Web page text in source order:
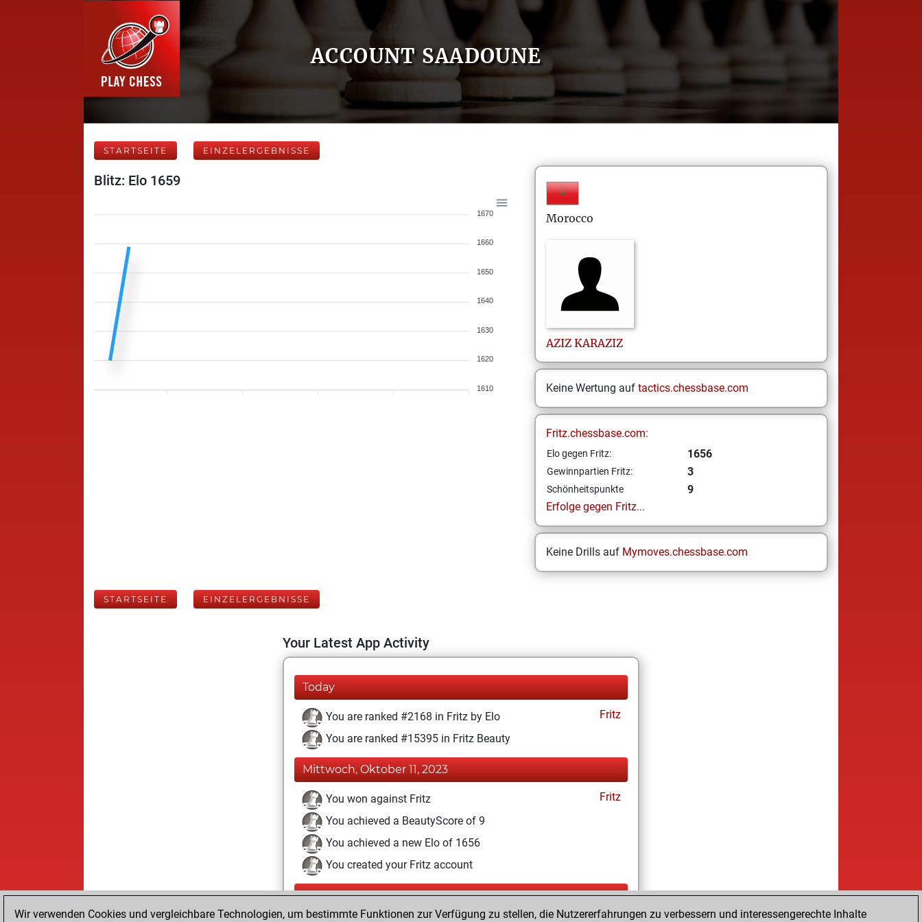
ACCOUNT SAADOUNE
STARTSEITE EINZELERGEBNISSE
Blitz: Elo 1659
1670
1660
1650
1640
1630
1620
1610
Morocco
AZIZ KARAZIZ
Keine Wertung auf tactics.chessbase.com
Fritz.chessbase.com:
Elo gegen Fritz: 1656
Gewinnpartien Fritz: 3
Schönheitspunkte
9
Erfolge gegen Fritz...
Keine Drills auf Mymoves.chessbase.com
STARTSEITE EINZELERGEBNISSE
Your Latest App Activity
Today
You are ranked #2168 in Fritz by Elo
Fritz
You are ranked #15395 in Fritz Beauty
Mittwoch, Oktober 11, 2023
You won against Fritz
Fritz
You achieved a BeautyScore of 9
You achieved a new Elo of 1656
You created your Fritz account
Mittwoch, Mai 31, 2023
Wir verwenden Cookies und vergleichbare Technologien, um bestimmte Funktionen zur Verfügung zu stellen, die Nutzererfahrungen zu verbessern und interessengerechte Inhalte